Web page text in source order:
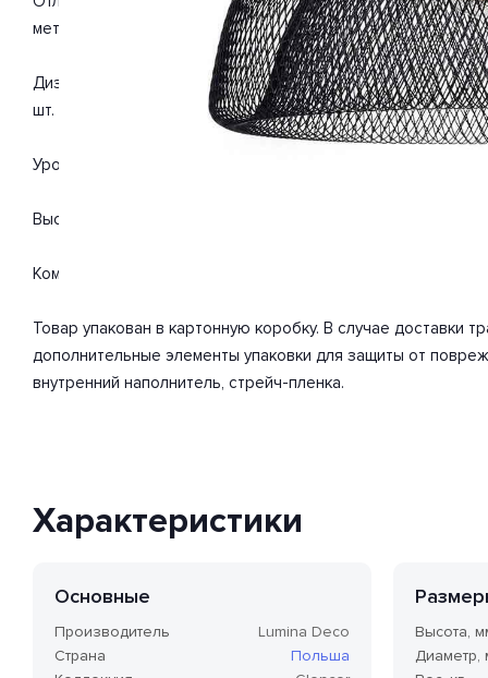
металл. С учетом технических характеристик мощности
Дизайн и форма плафона конус. Направление плафонов
шт. Мощность одной лампы составляет 40 Вт. Общая
Уровень защищенности от влаги и пыли IP20. Расширенная
Высота 600 мм. Диаметр 400 мм. Вес товара 2.8 кг.
Комплектация: Подвес. Инструкция по сборке/
Товар упакован в картонную коробку. В случае доставки
дополнительные элементы упаковки для защиты от
внутренний наполнитель, стрейч-пленка.
Характеристики
Основные
Производитель
Lumina Deco
Страна
Польша
Высота,
Диаметр,